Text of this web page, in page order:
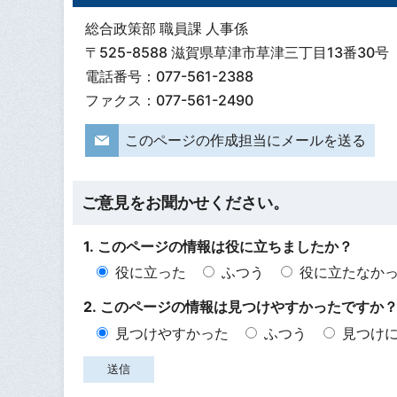
総合政策部 職員課 人事係
〒525-8588 滋賀県草津市草津三丁目13番30号
電話番号：077-561-2388
ファクス：077-561-2490
このページの作成担当にメールを送る
ご意見をお聞かせください。
1. このページの情報は役に立ちましたか？
役に立った
ふつう
役に立たなか
2. このページの情報は見つけやすかったですか？
見つけやすかった
ふつう 見つけ